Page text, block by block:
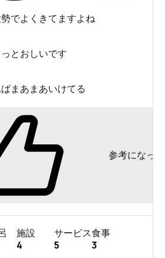
でよくきてますよね
とおしいです
まあまあいけてる
参考になった
施設
4
サービス
5
食事
3